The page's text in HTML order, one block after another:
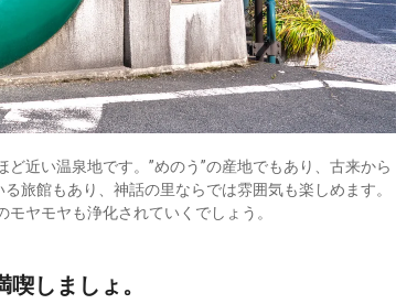
近い温泉地です。”めのう”の産地でもあり、古来から
旅館もあり、神話の里ならでは雰囲気も楽しめます。
ヤモヤも浄化されていくでしょう。
しましょ。